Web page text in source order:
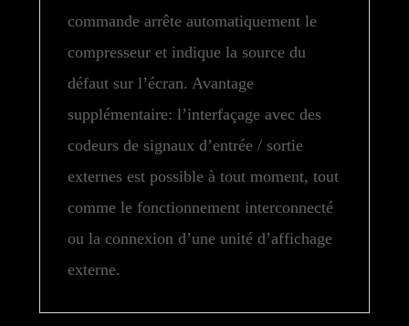
commande arrête automatiquement le
compresseur et indique la source du
défaut sur l’écran. Avantage
supplémentaire: l’interfaçage avec des
codeurs de signaux d’entrée / sortie
externes est possible à tout moment, tout
comme le fonctionnement interconnecté
ou la connexion d’une unité d’affichage
externe.